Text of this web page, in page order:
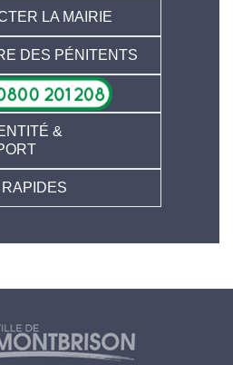
LA MAIRIE
DES PÉNITENTS
&